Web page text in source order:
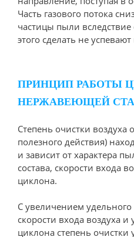
Часть газового потока
частицы пыли
этого сделать не
ПРИНЦИП РАБОТЫ
НЕРЖАВЕЮЩЕЙ
Степень очистки
полезного действия)
и зависит от характера
состава, скорости входа
циклона.
С увеличением
скорости входа воздуха
циклона степень очистки